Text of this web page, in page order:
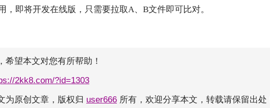
，即将开发在线版，只需要拉取A、B文件即可比对。
希望本文对您有所帮助！
2kk8.com/?id=1303
为原创文章，版权归 user666 所有，欢迎分享本文，转载请保留出处